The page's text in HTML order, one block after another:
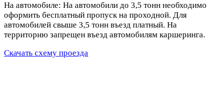
На автомобиле: На автомобили до 3,5 тонн необходимо
оформить бесплатный пропуск на проходной. Для
автомобилей свыше 3,5 тонн въезд платный. На
территорию запрещен въезд автомобилям каршеринга.
Скачать схему проезда